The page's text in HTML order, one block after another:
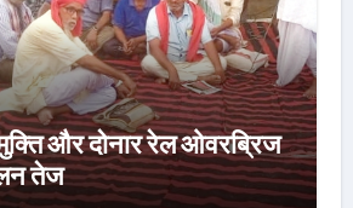
और दोनार रेल ओवरब्रिज
तेज